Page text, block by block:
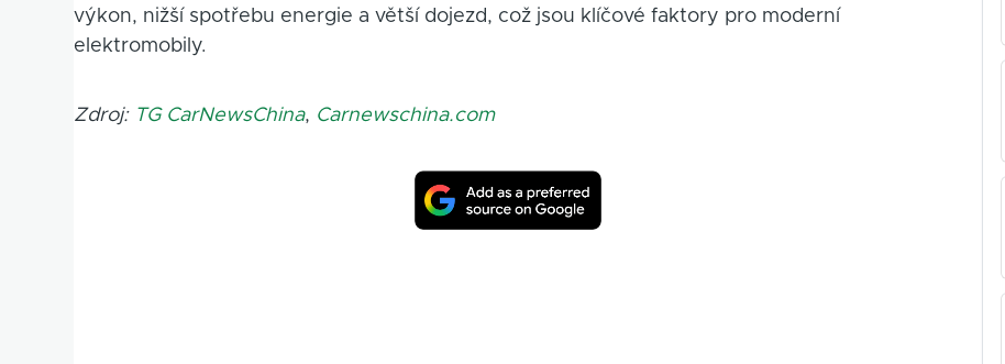
výkon, nižší spotřebu energie a větší dojezd, což jsou klíčové faktory pro moderní
elektromobily.
Zdroj: TG CarNewsChina, Carnewschina.com